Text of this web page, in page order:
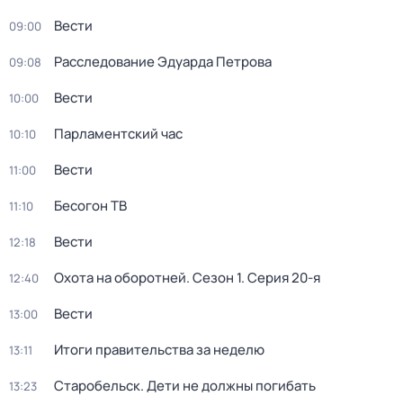
09:00 Вести
09:08 Расследование Эдуарда Петрова
10:00 Вести
10:10 Парламентский час
11:00 Вести
11:10 Бесогон ТВ
12:18 Вести
12:40 Охота на оборотней. Сезон 1. Серия 20-я
13:00 Вести
13:11 Итоги правительства за неделю
13:23 Старобельск. Дети не должны погибать